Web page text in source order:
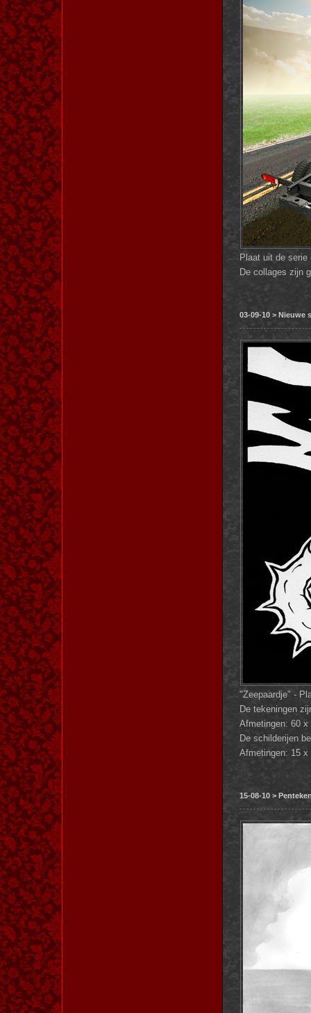
Plaat uit de
De collages zijn
03-09-10 >
"Zeepaardje" -
De tekeningen
Afmetingen: 60 x
De schilderijen
Afmetingen: 15 x
15-08-10 >